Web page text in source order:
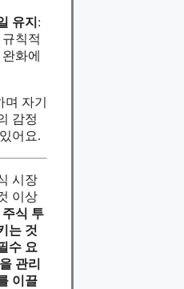
유지 :
칙적
화에
자기
감정
어요.
시장
이상
주식 투
는 것
수 요
관리
이끌